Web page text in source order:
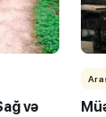
və